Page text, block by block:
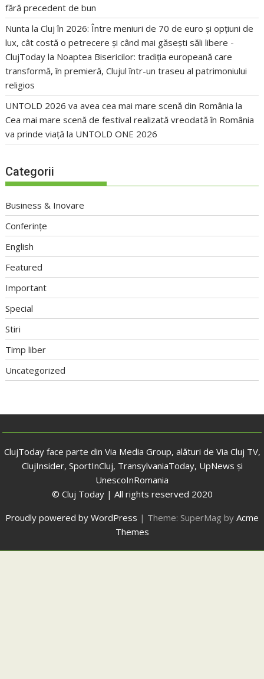
fără precedent de bun
Nunta la Cluj în 2026: Între meniuri de 70 de euro și opțiuni de
lux, cât costă o petrecere și când mai găsești săli libere -
ClujToday la Noaptea Bisericilor: tradiția europeană care
transformă, în premieră, Clujul într-un traseu al patrimoniului
religios
UNTOLD 2026 va avea cea mai mare scenă din România la
Cea mai mare scenă de festival realizată vreodată în România
va prinde viață la UNTOLD ONE 2026
Categorii
Business & Inovare
Conferințe
English
Featured
Important
Special
Stiri
Timp liber
Uncategorized
ClujToday face parte din Via Media Group, alături de Via Cluj TV,
ClujInsider, SportInCluj, TransylvaniaToday, UpNews și
UnescoInRomania
© Cluj Today | All rights reserved 2020
Proudly powered by WordPress | Theme: SuperMag by Acme
Themes